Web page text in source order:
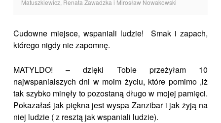
Matuszkiewicz, Renata Zawadzka i Mirosław Nowakowski
Cudowne miejsce, wspaniali ludzie! Smak i zapach,
którego nigdy nie zapomnę.
MATYLDO! – dzięki Tobie przeżyłam 10
najwspanialszych dni w moim życiu, które pomimo ,iż
tak szybko minęły to pozostaną długo w mojej pamięci.
Pokazałaś jak piękna jest wyspa Zanzibar i jak żyją na
niej ludzie ( z resztą jak wspaniali ludzie).